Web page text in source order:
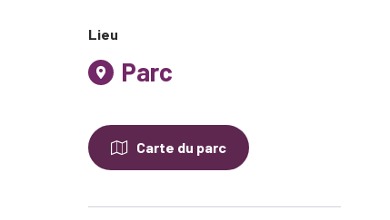
Lieu
Parc
Carte du parc